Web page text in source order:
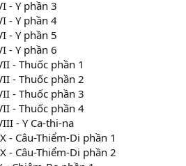
- Y phần 3
- Y phần 4
- Y phần 5
- Y phần 6
- Thuốc phần 1
- Thuốc phần 2
- Thuốc phần 3
- Thuốc phần 4
- Y Ca-thi-na
- Câu-Thiểm-Di phần 1
- Câu-Thiểm-Di phần 2